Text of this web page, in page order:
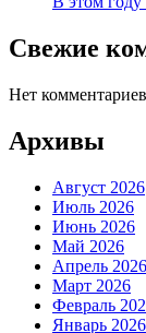
Свежие
Нет
Архивы
Август 2026
Июль 2026
Июнь 2026
Май 2026
Апрель 2026
Март 2026
Февраль
Январь 2026